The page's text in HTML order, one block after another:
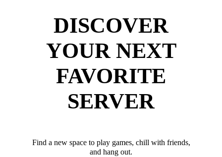
DISCOVER
YOUR NEXT
FAVORITE
SERVER
Find a new space to play games, chill with friends,
and hang out.